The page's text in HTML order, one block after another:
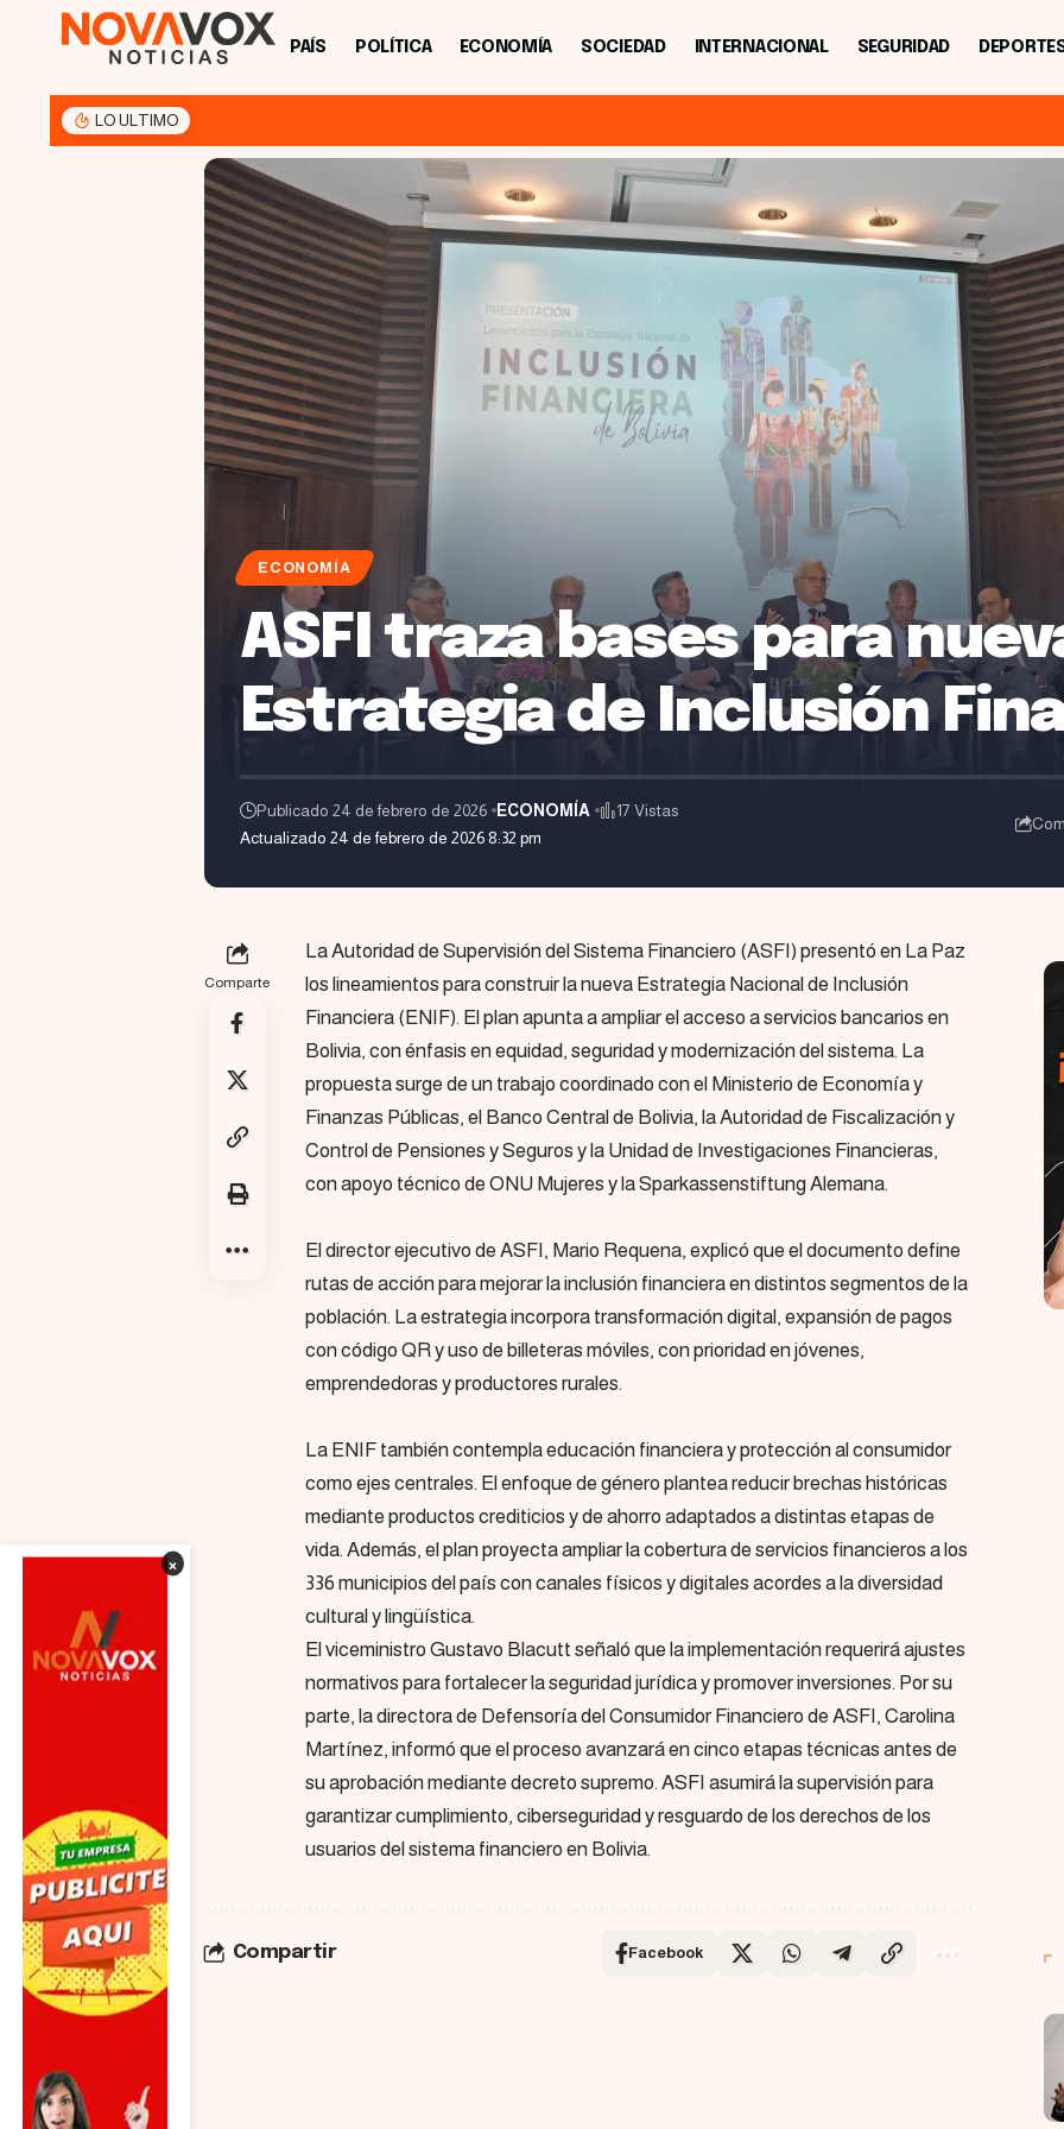
×
PAÍS POLÍTICA ECONOMÍA SOCIEDAD INTERNACIONAL SEGURIDAD
LO ULTIMO
ECONOMÍA
ASFI traza bases para
Estrategia de Inclusión
Actualizado 24 de febrero de 2026 8:32 pm
Publicado 24 de febrero de 2026 ECONOMÍA 17 Vistas
Comparte
La Autoridad de Supervisión del Sistema Financiero (ASFI) presentó en La Paz
los lineamientos para construir la nueva Estrategia Nacional de Inclusión
Financiera (ENIF). El plan apunta a ampliar el acceso a servicios bancarios en
Bolivia, con énfasis en equidad, seguridad y modernización del sistema. La
propuesta surge de un trabajo coordinado con el Ministerio de Economía y
Finanzas Públicas, el Banco Central de Bolivia, la Autoridad de Fiscalización y
Control de Pensiones y Seguros y la Unidad de Investigaciones Financieras,
con apoyo técnico de ONU Mujeres y la Sparkassenstiftung Alemana.
El director ejecutivo de ASFI, Mario Requena, explicó que el documento define
rutas de acción para mejorar la inclusión financiera en distintos segmentos de la
población. La estrategia incorpora transformación digital, expansión de pagos
con código QR y uso de billeteras móviles, con prioridad en jóvenes,
emprendedoras y productores rurales.
La ENIF también contempla educación financiera y protección al consumidor
como ejes centrales. El enfoque de género plantea reducir brechas históricas
mediante productos crediticios y de ahorro adaptados a distintas etapas de
vida. Además, el plan proyecta ampliar la cobertura de servicios financieros a los
336 municipios del país con canales físicos y digitales acordes a la diversidad
cultural y lingüística.
El viceministro Gustavo Blacutt señaló que la implementación requerirá ajustes
normativos para fortalecer la seguridad jurídica y promover inversiones. Por su
parte, la directora de Defensoría del Consumidor Financiero de ASFI, Carolina
Martínez, informó que el proceso avanzará en cinco etapas técnicas antes de
su aprobación mediante decreto supremo. ASFI asumirá la supervisión para
garantizar cumplimiento, ciberseguridad y resguardo de los derechos de los
usuarios del sistema financiero en Bolivia.
Compartir Facebook